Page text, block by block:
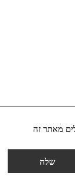
מאתר זה